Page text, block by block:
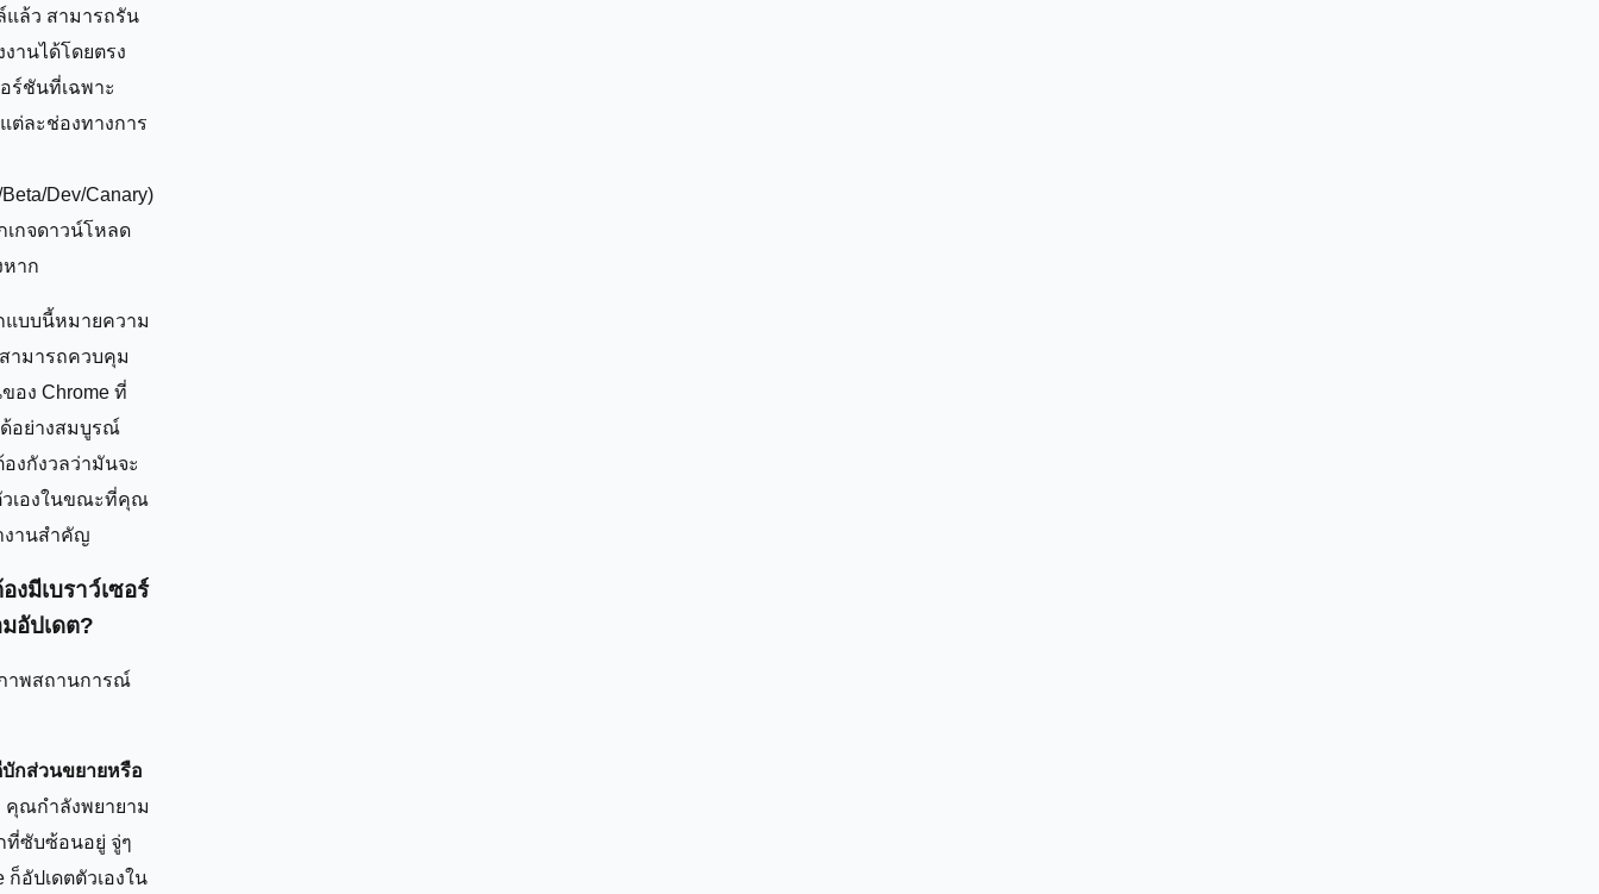
แล้ว สามารถรัน
านได้โดยตรง
ร์ชันที่เฉพาะ
แต่ละช่องทางการ
Dev/Canary)
เกจดาวน์โหลด
หาก
แบบนี้หมายความ
ามารถควบคุม
อง Chrome ที่
อย่างสมบูรณ์
งกังวลว่ามันจะ
วเองในขณะที่คุณ
งานสำคัญ
งมีเบราว์เซอร์
อัปเดต?
าพสถานการณ์
กส่วนขยายหรือ
คุณกำลังพยายาม
ที่ซับซ้อนอยู่ จู่ๆ
ก็อัปเดตตัวเองใน